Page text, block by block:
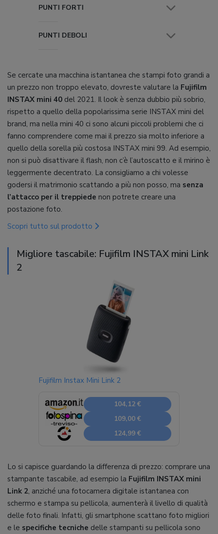
PUNTI FORTI
PUNTI DEBOLI
Se cercate una macchina istantanea che stampi foto grandi a
un prezzo non troppo elevato, dovreste valutare la Fujifilm
INSTAX mini 40 del 2021. Il look è senza dubbio più sobrio,
rispetto a quello della popolarissima serie INSTAX mini del
brand, ma nella mini 40 ci sono alcuni piccoli problemi che ci
fanno comprendere come mai il prezzo sia molto inferiore a
quello della sorella più costosa INSTAX mini 99. Ad esempio,
non si può disattivare il flash, non c’è l’autoscatto e il mirino è
leggermente decentrato. La consigliamo a chi volesse
godersi il matrimonio scattando a più non posso, ma senza
l’attacco per il treppiede non potrete creare una
postazione foto.
Scopri tutto sul prodotto
Migliore tascabile: Fujifilm INSTAX mini Link
2
Fujifilm Instax Mini Link 2
104,12 €
109,00 €
124,99 €
Lo si capisce guardando la differenza di prezzo: comprare una
stampante tascabile, ad esempio la Fujifilm INSTAX mini
Link 2, anziché una fotocamera digitale istantanea con
schermo e stampa su pellicola, aumenterà il livello di qualità
delle foto finali. Infatti, gli smartphone scattano foto migliori
e le specifiche tecniche delle stampanti su pellicola sono